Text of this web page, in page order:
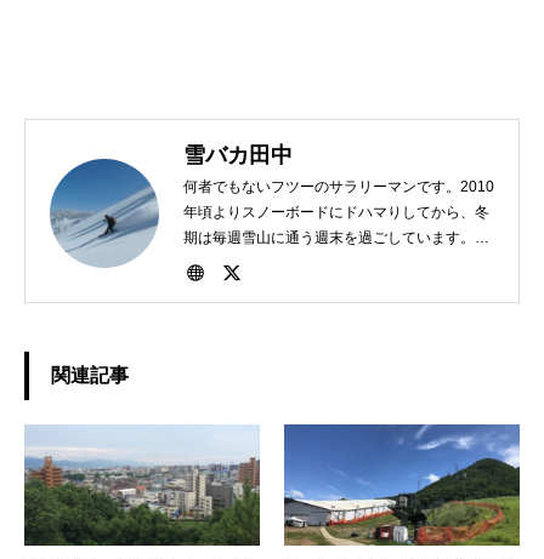
雪バカ田中
何者でもないフツーのサラリーマンです。2010
年頃よりスノーボードにドハマりしてから、冬
期は毎週雪山に通う週末を過ごしています。
1982年、東京生まれ。好きな食べ物は担々麺。
関連記事